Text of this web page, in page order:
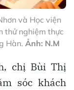
và Học viện
thử nghiệm thực
Hàn. Ảnh: N.M
chị Bùi Thị
sóc khách